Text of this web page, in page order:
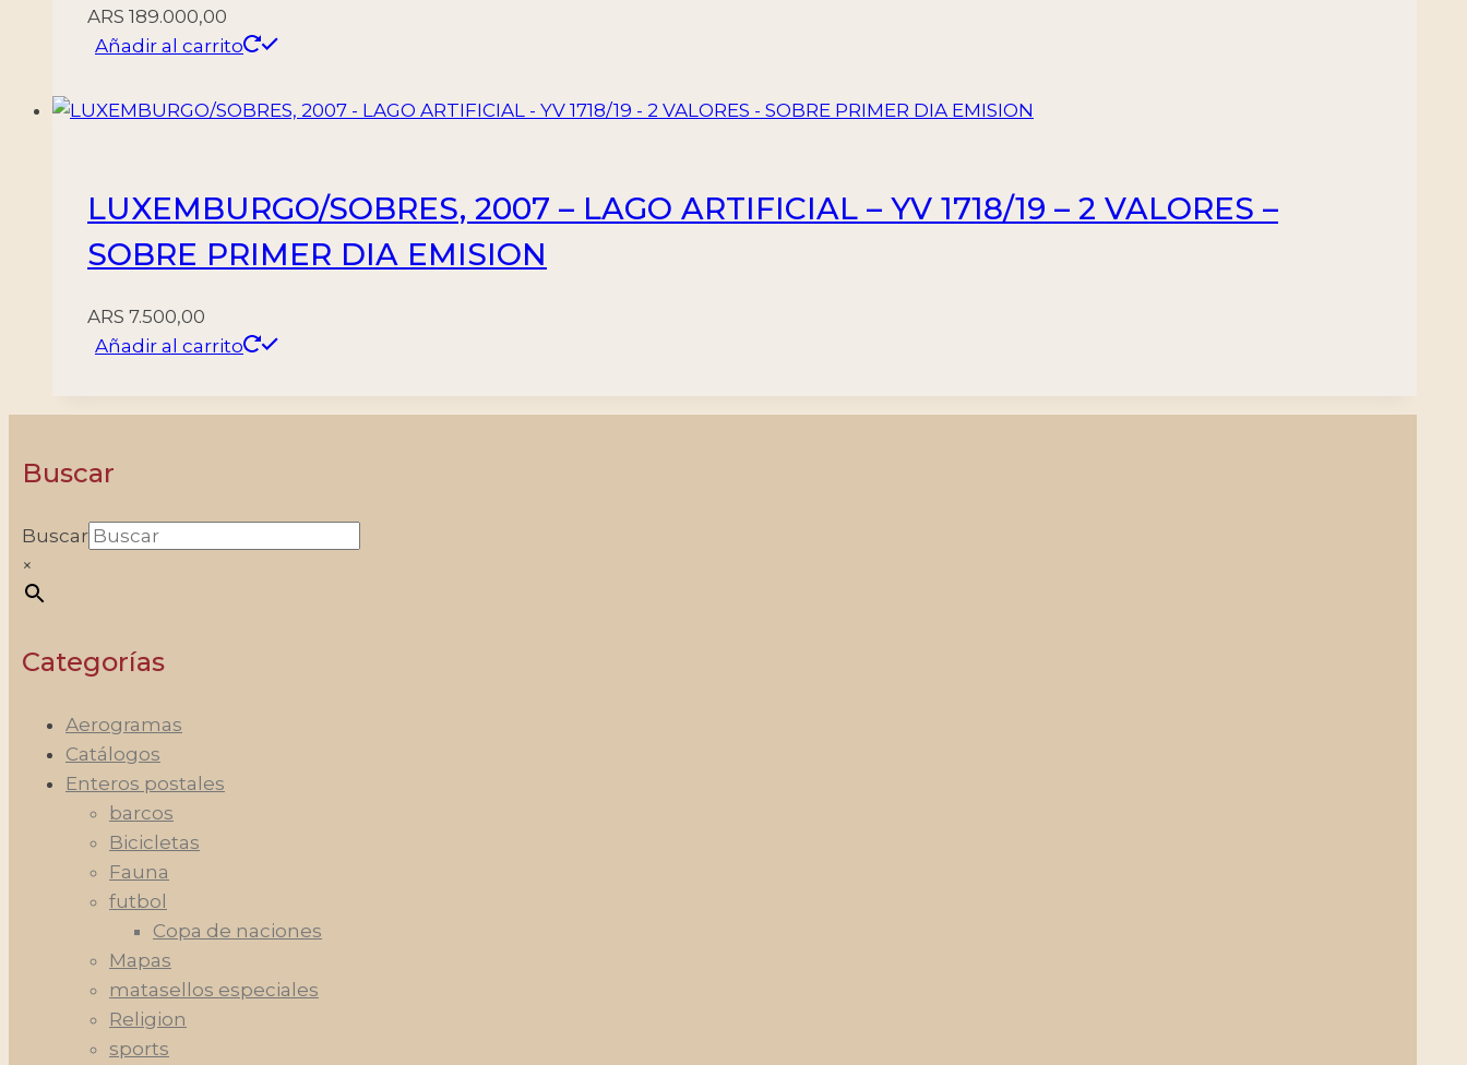
ARS 189.000,00
Añadir al carrito
LUXEMBURGO/SOBRES, 2007 – LAGO ARTIFICIAL – YV 1718/19 – 2 VALORES –
SOBRE PRIMER DIA EMISION
ARS 7.500,00
Añadir al carrito
Buscar
Buscar
×
Categorías
Aerogramas
Catálogos
Enteros postales
barcos
Bicicletas
Fauna
futbol
Copa de naciones
Mapas
matasellos especiales
Religion
sports